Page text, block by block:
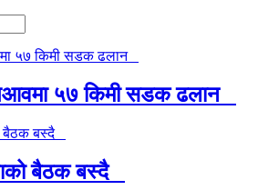
५७ किमी सडक ढलान
बैठक बस्दै